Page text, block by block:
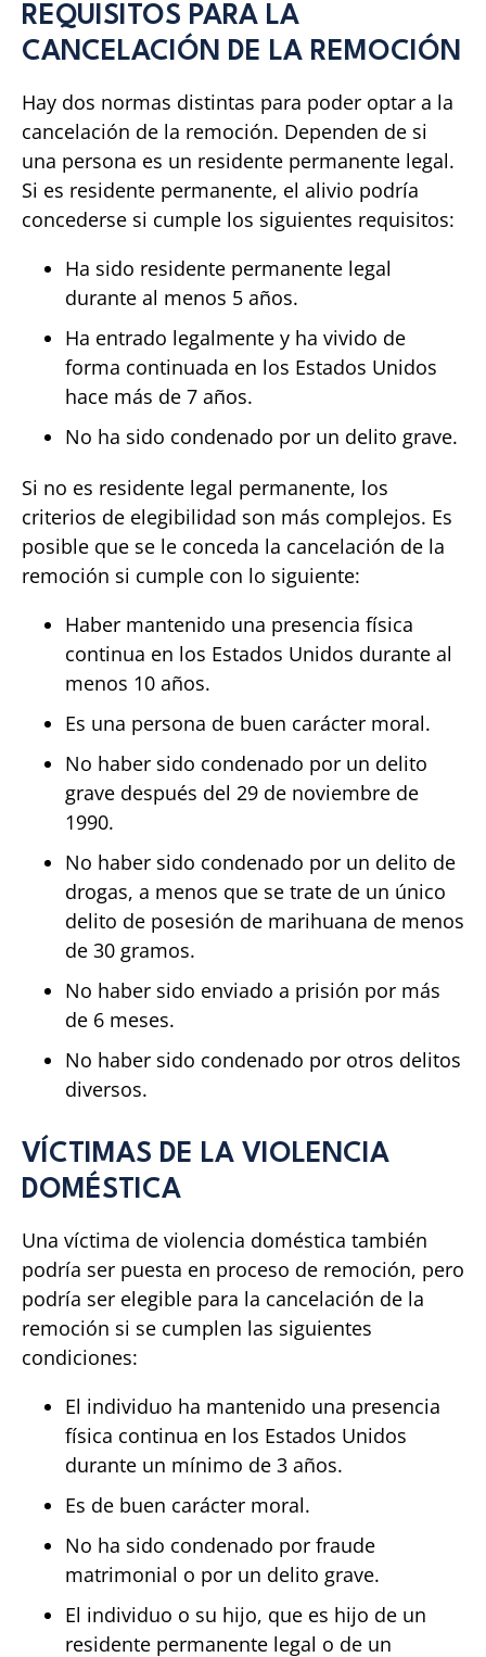
REQUISITOS PARA LA
CANCELACIÓN DE LA REMOCIÓN
Hay dos normas distintas para poder optar a la
cancelación de la remoción. Dependen de si
una persona es un residente permanente legal.
Si es residente permanente, el alivio podría
concederse si cumple los siguientes requisitos:
Ha sido residente permanente legal
durante al menos 5 años.
Ha entrado legalmente y ha vivido de
forma continuada en los Estados Unidos
hace más de 7 años.
No ha sido condenado por un delito grave.
Si no es residente legal permanente, los
criterios de elegibilidad son más complejos. Es
posible que se le conceda la cancelación de la
remoción si cumple con lo siguiente:
Haber mantenido una presencia física
continua en los Estados Unidos durante al
menos 10 años.
Es una persona de buen carácter moral.
No haber sido condenado por un delito
grave después del 29 de noviembre de
1990.
No haber sido condenado por un delito de
drogas, a menos que se trate de un único
delito de posesión de marihuana de menos
de 30 gramos.
No haber sido enviado a prisión por más
de 6 meses.
No haber sido condenado por otros delitos
diversos.
VÍCTIMAS DE LA VIOLENCIA
DOMÉSTICA
Una víctima de violencia doméstica también
podría ser puesta en proceso de remoción, pero
podría ser elegible para la cancelación de la
remoción si se cumplen las siguientes
condiciones:
El individuo ha mantenido una presencia
física continua en los Estados Unidos
durante un mínimo de 3 años.
Es de buen carácter moral.
No ha sido condenado por fraude
matrimonial o por un delito grave.
El individuo o su hijo, que es hijo de un
residente permanente legal o de un